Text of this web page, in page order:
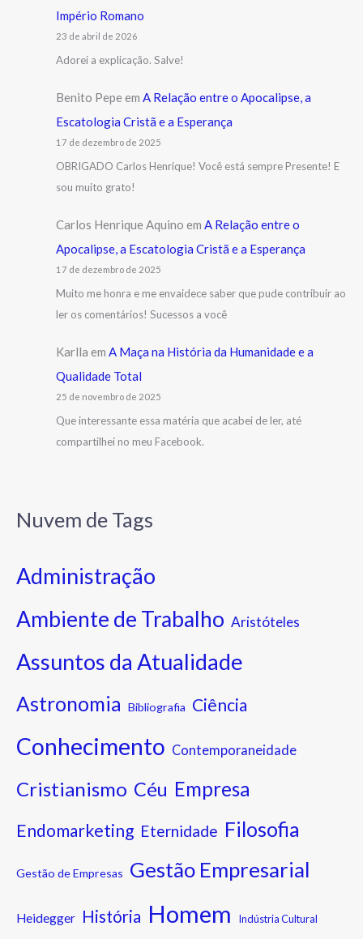
Império Romano
23 de abril de 2026
Adorei a explicação. Salve!
Benito Pepe em A Relação entre o Apocalipse, a
Escatologia Cristã e a Esperança
17 de dezembro de 2025
OBRIGADO Carlos Henrique! Você está sempre Presente! E
sou muito grato!
Carlos Henrique Aquino em A Relação entre o
Apocalipse, a Escatologia Cristã e a Esperança
17 de dezembro de 2025
Muito me honra e me envaidece saber que pude contribuir ao
ler os comentários! Sucessos a você
Karlla em A Maça na História da Humanidade e a
Qualidade Total
25 de novembro de 2025
Que interessante essa matéria que acabei de ler, até
compartilhei no meu Facebook.
Nuvem de Tags
Administração
Ambiente de Trabalho Aristóteles
Assuntos da Atualidade
Astronomia Bibliografia Ciência
Conhecimento Contemporaneidade
Cristianismo Céu Empresa
Endomarketing Eternidade Filosofia
Gestão de Empresas Gestão Empresarial
Heidegger História Homem Indústria Cultural